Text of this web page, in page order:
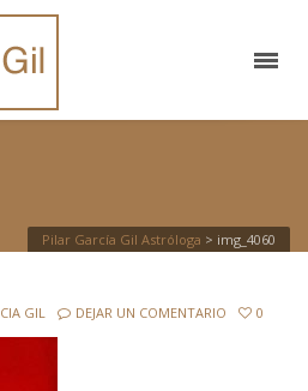
Pilar García Gil Astróloga > img_4060
GIL DEJAR UN COMENTARIO 0